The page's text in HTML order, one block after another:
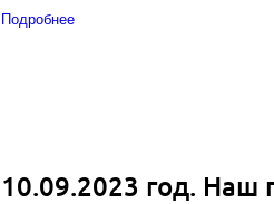
Подробнее
10.09.2023 год. Наш